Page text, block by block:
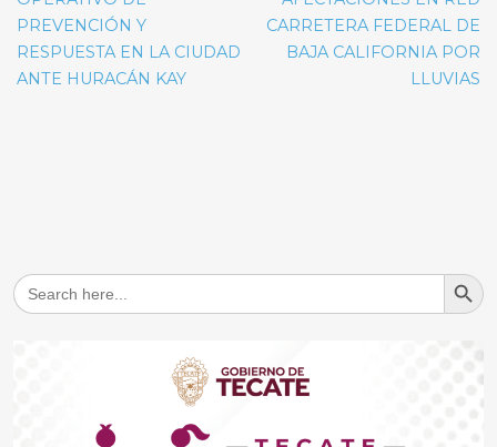
PREVENCIÓN Y
RESPUESTA EN LA CIUDAD
ANTE HURACÁN KAY
CARRETERA FEDERAL DE
BAJA CALIFORNIA POR
LLUVIAS
Search
for:
Search